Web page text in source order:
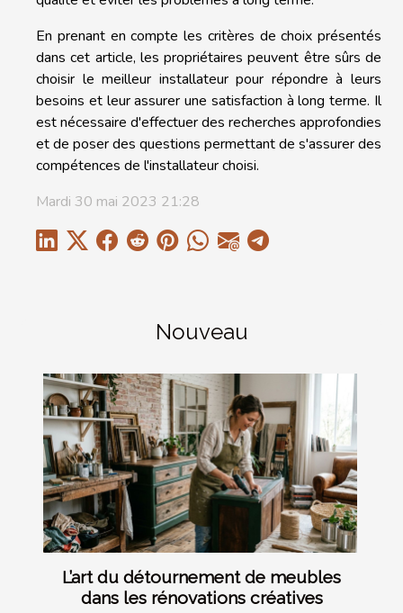
Nouveau
L’art du détournement de meubles
dans les rénovations créatives
En prenant en compte les critères de choix présentés
dans cet article, les propriétaires peuvent être sûrs de
choisir le meilleur installateur pour répondre à leurs
besoins et leur assurer une satisfaction à long terme. Il
est nécessaire d'effectuer des recherches approfondies
et de poser des questions permettant de s'assurer des
compétences de l'installateur choisi.
Mardi 30 mai 2023 21:28